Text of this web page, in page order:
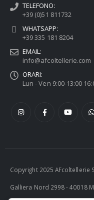
TELEFONO:
+39 (0)51 811732
WHATSAPP:
+39 335 181 8204
EMAIL:
info@afcoltellerie.com
ORARI:
Lun - Ven 9:00-13:00
Copyright 2025 AFcoltellerie
Galliera Nord 2998 - 40018